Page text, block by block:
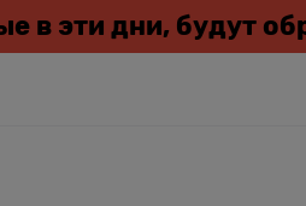
в эти дни, будут